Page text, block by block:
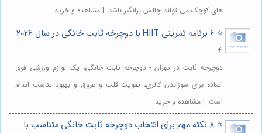
های کوچک می تواند چالش برانگیز باشد. | مشاهده و خرید
⭐️ 6 برنامه تمرینی HIIT با دوچرخه ثابت خانگی در سال 2026
⚡️
دوچرخه ثابت در تهران - دوچرخه ثابت خانگی، یک لوازم ورزشی فوق
العاده برای سوزاندن کالری، تقویت قلب و عروق و بهبود تناسب اندام
است. | مشاهده و خرید
⭐️ 8 نکته مهم برای انتخاب دوچرخه ثابت خانگی متناسب با